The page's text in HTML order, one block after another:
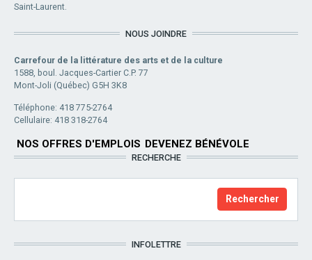
Saint-Laurent.
NOUS JOINDRE
Carrefour de la littérature des arts et de la culture
1588, boul. Jacques-Cartier C.P. 77
Mont-Joli (Québec) G5H 3K8
Téléphone: 418 775-2764
Cellulaire: 418 318-2764
NOS OFFRES D'EMPLOIS DEVENEZ BÉNÉVOLE
RECHERCHE
INFOLETTRE